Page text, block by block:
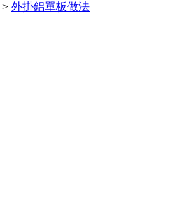
> 外掛鋁單板做法